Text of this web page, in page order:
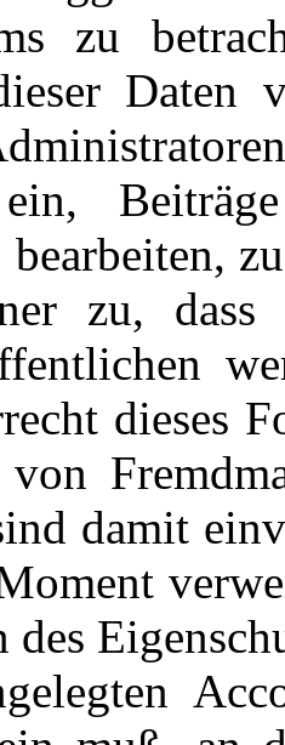
zu
Daten
zu,
dieses
von
damit
des